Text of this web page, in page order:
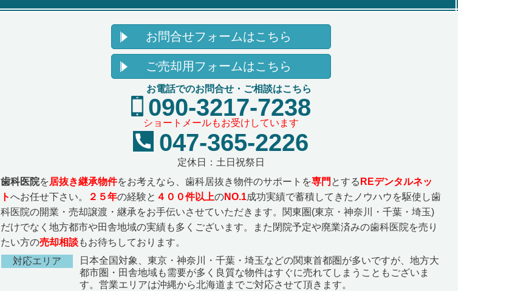
お問合せフォームはこちら
ご売却用フォームはこちら
お電話でのお問合せ・ご相談はこちら
090-3217-7238
ショートメールもお受けしています
047-365-2226
定休日：土日祝祭日
歯科医院を居抜き継承物件をお考えなら、歯科居抜き物件のサポートを専門 とする REデンタルネッ
トへお任せ下さい。 ２５年の経験と ４００件以上のNO.1成功実績で蓄積してきたノウハウを駆使し歯
科医院の開業・売却譲渡・継承をお手伝いさせていただきます。関東圏(東京・神奈川・千葉・埼玉)
だけでなく地方都市や田舎地域の実績も多くございます。また閉院予定や廃業済みの歯科医院を売り
たい方の売却相談もお待ちしております。
対応エリア
日本全国対象、東京・神奈川・千葉・埼玉などの関東首都圏が多いですが、地方大
都市圏・田舎地域も需要が多く良質な物件はすぐに売れてしまうこともございま
す。営業エリアは沖縄から北海道までご対応させて頂きます。